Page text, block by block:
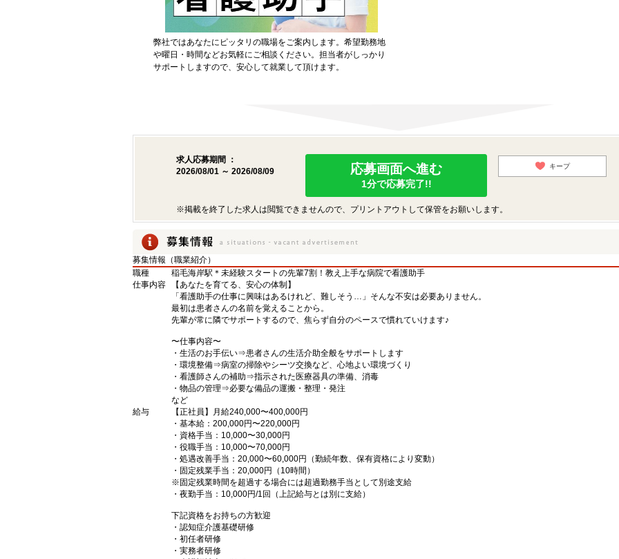
弊社ではあなたにピッタリの職場をご案内します。希望勤務地
や曜日・時間などお気軽にご相談ください。担当者がしっかり
サポートしますので、安心して就業して頂けます。
求人応募期間 ：
2026/08/01 ～ 2026/08/09
応募画面へ進む
1分で応募完了!!
キープ
※掲載を終了した求人は閲覧できませんので、プリントアウトして保管をお願いします。
募集情報（職業紹介）
職種
稲毛海岸駅＊未経験スタートの先輩7割！教え上手な病院で看護助手
仕事内容
【あなたを育てる、安心の体制】
「看護助手の仕事に興味はあるけれど、難しそう…」そんな不安は必要ありません。
最初は患者さんの名前を覚えることから。
先輩が常に隣でサポートするので、焦らず自分のペースで慣れていけます♪
〜仕事内容〜
・生活のお手伝い⇒患者さんの生活介助全般をサポートします
・環境整備⇒病室の掃除やシーツ交換など、心地よい環境づくり
・看護師さんの補助⇒指示された医療器具の準備、消毒
・物品の管理⇒必要な備品の運搬・整理・発注
など
給与
【正社員】月給240,000〜400,000円
・基本給：200,000円〜220,000円
・資格手当：10,000〜30,000円
・役職手当：10,000〜70,000円
・処遇改善手当：20,000〜60,000円（勤続年数、保有資格により変動）
・固定残業手当：20,000円（10時間）
※固定残業時間を超過する場合には超過勤務手当として別途支給
・夜勤手当：10,000円/1回（上記給与とは別に支給）
下記資格をお持ちの方歓迎
・認知症介護基礎研修
・初任者研修
・実務者研修